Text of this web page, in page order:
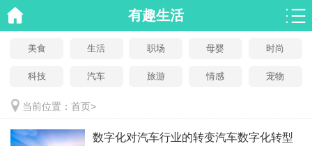
有趣生活
美食 生活 职场 母婴 时尚
科技 汽车 旅游 情感 宠物
当前位置： 首页>
数字化对汽车行业的转变汽车数字化转型